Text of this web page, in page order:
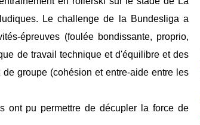
Le challenge de la Bundesliga a
épreuves (foulée bondissante, proprio,
de travail technique et d'équilibre et des
groupe (cohésion et entre-aide entre les
ont pu permettre de décupler la force de